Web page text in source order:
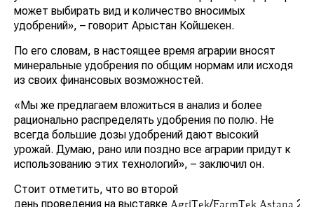
может выбирать вид и количество вносимых
удобрений», – говорит Арыстан Койшекен.
По его словам, в настоящее время аграрии вносят
минеральные удобрения по общим нормам или исходя
из своих финансовых возможностей.
«Мы же предлагаем вложиться в анализ и более
рационально распределять удобрения по полю. Не
всегда большие дозы удобрений дают высокий
урожай. Думаю, рано или поздно все аграрии придут к
использованию этих технологий», – заключил он.
Стоит отметить, что во второй
день проведения на выставке AgriTek/FarmTek Astana